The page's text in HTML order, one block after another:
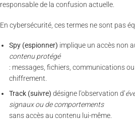
responsable de la confusion actuelle.
En cybersécurité, ces termes ne sont pas
Spy (espionner) implique un accès non
contenu protégé
: messages, fichiers, communications
chiffrement.
Track (suivre) désigne l’observation d’
signaux ou de comportements
sans accès au contenu lui-même.